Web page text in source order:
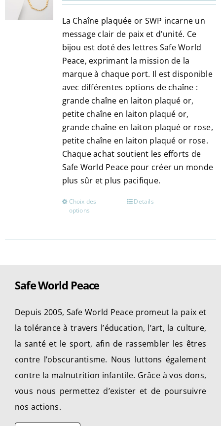
210.00€
à
230.00€
La Chaîne plaquée or SWP incarne un
message clair de paix et d'unité. Ce
bijou est doté des lettres Safe World
Peace, exprimant la mission de la
marque à chaque port. Il est disponible
avec différentes options de chaîne :
grande chaîne en laiton plaqué or,
petite chaîne en laiton plaqué or,
grande chaîne en laiton plaqué or rose,
petite chaîne en laiton plaqué or rose.
Chaque achat soutient les efforts de
Safe World Peace pour créer un monde
plus sûr et plus pacifique​​.
Choix des
options
Ce
plusieurs
être
choisies
la
page
du
produit
Details
Safe World Peace
Depuis 2005, Safe World Peace promeut la paix et
la tolérance à travers l’éducation, l’art, la culture,
la santé et le sport, afin de rassembler les êtres
contre l’obscurantisme. Nous luttons également
contre la malnutrition infantile. Grâce à vos dons,
vous nous permettez d’exister et de poursuivre
nos actions.